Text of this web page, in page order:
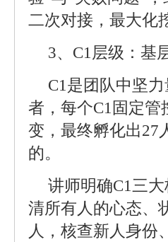
二次对接，最大化
3、C1层级：基
C1是团队中坚
者，每个C1固定
变，最终孵化出27
的。
讲师明确C1三
清所有人的心态、
人，核查新人身份